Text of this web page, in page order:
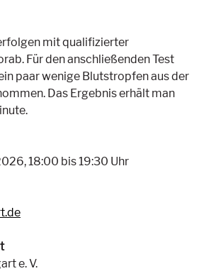
mit qualifizierter
Für den anschließenden Test
paar wenige Blutstropfen aus der
Das Ergebnis erhält man
18:00 bis 19:30 Uhr
e. V.